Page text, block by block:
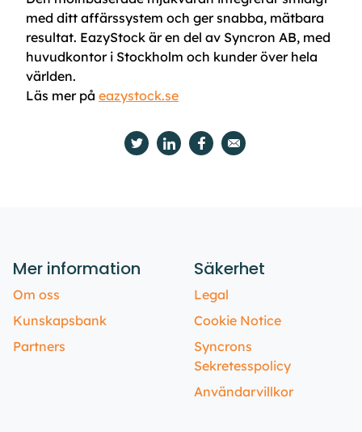
med ditt affärssystem och ger snabba, mätbara
resultat. EazyStock är en del av Syncron AB, med
huvudkontor i Stockholm och kunder över hela
världen.
Läs mer på eazystock.se
Mer information
Om oss
Kunskapsbank
Partners
Säkerhet
Legal
Cookie Notice
Syncrons
Sekretesspolicy
Användarvillkor